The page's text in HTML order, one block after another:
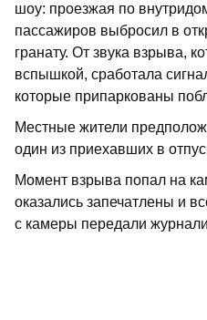
шоу: проезжая по
пассажиров выбросил в
гранату. От звука взрыва,
вспышкой, сработала
которые припаркованы
Местные жители
один из приехавших в
Момент взрыва попал на
оказались запечатлены и
с камеры передали